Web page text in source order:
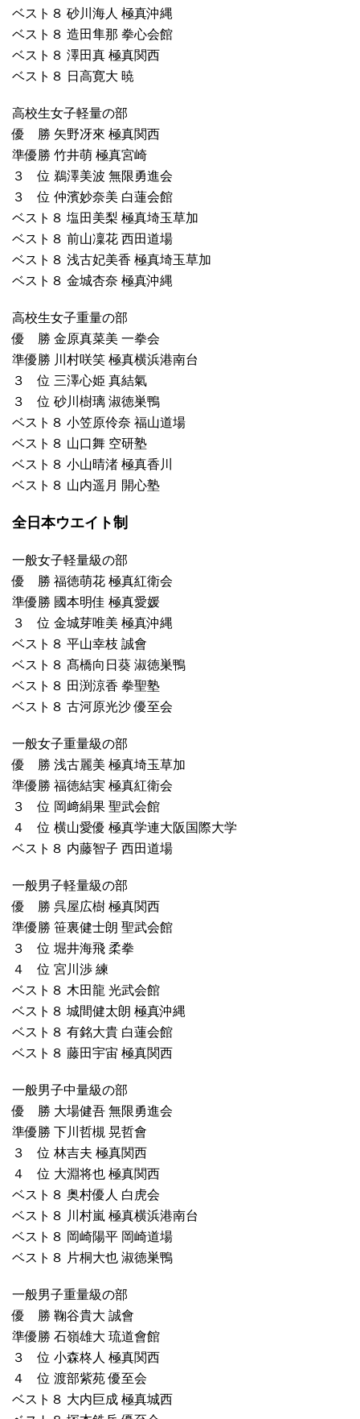
ベスト８ 砂川海人 極真沖縄
ベスト８ 造田隼那 拳心会館
ベスト８ 澤田真 極真関西
ベスト８ 日高寛大 暁
高校生女子軽量の部
優 勝 矢野冴來 極真関西
準優勝 竹井萌 極真宮崎
３ 位 鵜澤美波 無限勇進会
３ 位 仲濱妙奈美 白蓮会館
ベスト８ 塩田美梨 極真埼玉草加
ベスト８ 前山凜花 西田道場
ベスト８ 浅古妃美香 極真埼玉草加
ベスト８ 金城杏奈 極真沖縄
高校生女子重量の部
優 勝 金原真菜美 一拳会
準優勝 川村咲笑 極真横浜港南台
３ 位 三澤心姫 真結氣
３ 位 砂川樹璃 淑徳巣鴨
ベスト８ 小笠原伶奈 福山道場
ベスト８ 山口舞 空研塾
ベスト８ 小山晴渚 極真香川
ベスト８ 山内遥月 開心塾
全日本ウエイト制
一般女子軽量級の部
優 勝 福徳萌花 極真紅衛会
準優勝 國本明佳 極真愛媛
３ 位 金城芽唯美 極真沖縄
ベスト８ 平山幸枝 誠會
ベスト８ 髙橋向日葵 淑徳巣鴨
ベスト８ 田渕涼香 拳聖塾
ベスト８ 古河原光沙 優至会
一般女子重量級の部
優 勝 浅古麗美 極真埼玉草加
準優勝 福徳結実 極真紅衛会
３ 位 岡﨑絹果 聖武会館
４ 位 横山愛優 極真学連大阪国際大学
ベスト８ 内藤智子 西田道場
一般男子軽量級の部
優 勝 呉屋広樹 極真関西
準優勝 笹裏健士朗 聖武会館
３ 位 堀井海飛 柔拳
４ 位 宮川渉 練
ベスト８ 木田龍 光武会館
ベスト８ 城間健太朗 極真沖縄
ベスト８ 有銘大貴 白蓮会館
ベスト８ 藤田宇宙 極真関西
一般男子中量級の部
優 勝 大場健吾 無限勇進会
準優勝 下川哲槻 晃哲會
３ 位 林吉夫 極真関西
４ 位 大淵将也 極真関西
ベスト８ 奥村優人 白虎会
ベスト８ 川村嵐 極真横浜港南台
ベスト８ 岡崎陽平 岡崎道場
ベスト８ 片桐大也 淑徳巣鴨
一般男子重量級の部
優 勝 鞠谷貴大 誠會
準優勝 石嶺雄大 琉道會館
３ 位 小森柊人 極真関西
４ 位 渡部紫苑 優至会
ベスト８ 大内巨成 極真城西